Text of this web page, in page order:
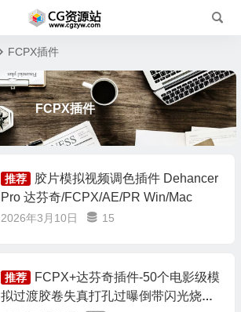
FCPX插件
FCPX插件
推荐
胶片模拟视频调色插件 Dehancer
Pro 达芬奇/FCPX/AE/PR Win/Mac
2026年3月10日 15
推荐
FCPX+达芬奇插件-50个电影级模
拟过渡胶卷失真打孔过曝倒带闪光烧伤